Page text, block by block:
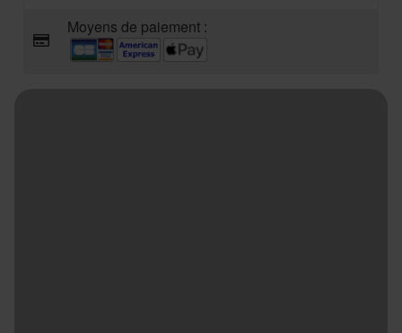
Moyens de paiement :